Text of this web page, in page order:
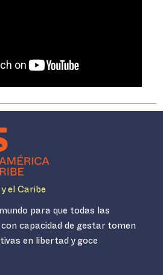
el Caribe
para que todas las
capacidad de gestar tomen
en libertad y goce